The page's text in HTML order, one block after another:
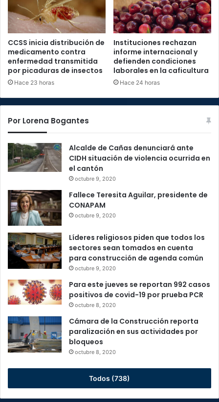
CCSS inicia distribución de
medicamento contra
enfermedad transmitida
por picaduras de insectos
Hace 23 horas
Instituciones rechazan
informe internacional y
defienden condiciones
laborales en la caficultura
Hace 24 horas
Por Lorena Bogantes
Alcalde de Cañas denunciará ante
CIDH situación de violencia ocurrida en
el cantón
octubre 9, 2020
Fallece Teresita Aguilar, presidente de
CONAPAM
octubre 9, 2020
Líderes religiosos piden que todos los
sectores sean tomados en cuenta
para construcción de agenda común
octubre 9, 2020
Para este jueves se reportan 992 casos
positivos de covid-19 por prueba PCR
octubre 8, 2020
Cámara de la Construcción reporta
paralización en sus actividades por
bloqueos
octubre 8, 2020
Todos (738)